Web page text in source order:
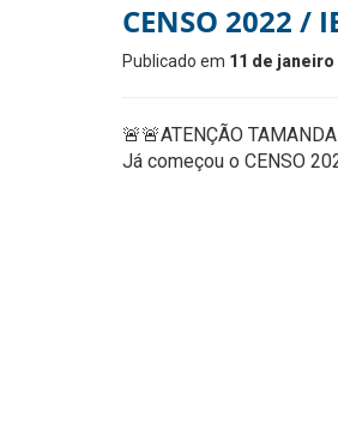
CENSO 2022 /
Publicado em 11 de janeiro
🚨🚨ATENÇÃO
Já começou o CENSO